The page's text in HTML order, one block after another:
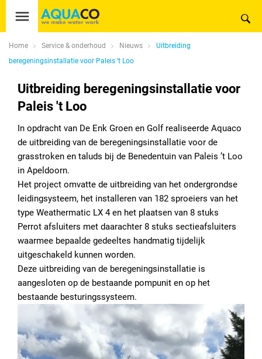
Home Service & onderhoud Nieuws
Uitbreiding
beregeningsinstallatie voor Paleis 't Loo
Uitbreiding beregeningsinstallatie voor
Paleis 't Loo
In opdracht van De Enk Groen en Golf realiseerde Aquaco
de uitbreiding van de beregeningsinstallatie voor de
grasstroken en taluds bij de Benedentuin van Paleis ’t Loo
in Apeldoorn.
Het project omvatte de uitbreiding van het ondergrondse
leidingsysteem, het installeren van 182 sproeiers van het
type Weathermatic LX 4 en het plaatsen van 8 stuks
Perrot afsluiters met daarachter 8 stuks sectieafsluiters
waarmee bepaalde gedeeltes handmatig tijdelijk
uitgeschakeld kunnen worden.
Deze uitbreiding van de beregeningsinstallatie is
aangesloten op de bestaande pompunit en op het
bestaande besturingssysteem.